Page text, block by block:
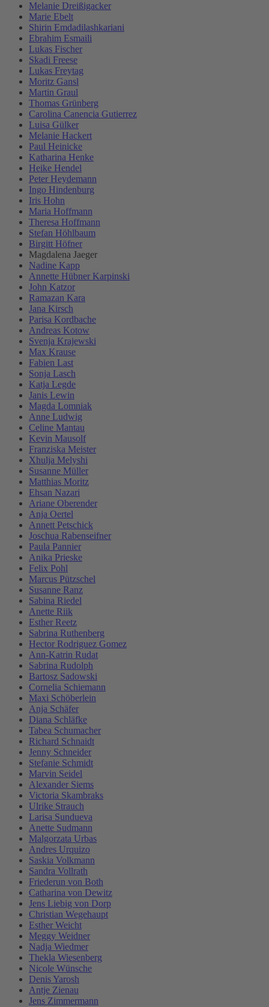
Melanie Dreißigacker
Marie Ebelt
Shirin Emdadilashkariani
Ebrahim Esmaili
Lukas Fischer
Skadi Freese
Lukas Freytag
Moritz Gansl
Martin Graul
Thomas Grünberg
Carolina Canencia Gutierrez
Luisa Gülker
Melanie Hackert
Paul Heinicke
Katharina Henke
Heike Hendel
Peter Heydemann
Ingo Hindenburg
Iris Hohn
Maria Hoffmann
Theresa Hoffmann
Stefan Höhlbaum
Birgitt Höfner
Magdalena Jaeger
Nadine Kapp
Annette Hübner Karpinski
John Katzor
Ramazan Kara
Jana Kirsch
Parisa Kordbache
Andreas Kotow
Svenja Krajewski
Max Krause
Fabien Last
Sonja Lasch
Katja Legde
Janis Lewin
Magda Lomniak
Anne Ludwig
Celine Mantau
Kevin Mausolf
Franziska Meister
Xhulja Melyshi
Susanne Müller
Matthias Moritz
Ehsan Nazari
Ariane Oberender
Anja Oertel
Annett Petschick
Joschua Rabenseifner
Paula Pannier
Anika Prieske
Felix Pohl
Marcus Pützschel
Susanne Ranz
Sabina Riedel
Anette Riik
Esther Reetz
Sabrina Ruthenberg
Hector Rodriguez Gomez
Ann-Katrin Rudat
Sabrina Rudolph
Bartosz Sadowski
Cornelia Schiemann
Maxi Schöberlein
Anja Schäfer
Diana Schläfke
Tabea Schumacher
Richard Schnaidt
Jenny Schneider
Stefanie Schmidt
Marvin Seidel
Alexander Siems
Victoria Skambraks
Ulrike Strauch
Larisa Sundueva
Anette Sudmann
Malgorzata Urbas
Andres Urquizo
Saskia Volkmann
Sandra Vollrath
Friederun von Both
Catharina von Dewitz
Jens Liebig von Dorp
Christian Wegehaupt
Esther Weicht
Meggy Weidner
Nadja Wiedmer
Thekla Wiesenberg
Nicole Wünsche
Denis Yarosh
Antje Zienau
Jens Zimmermann